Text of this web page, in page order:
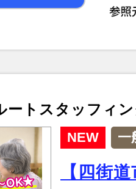
ートスタッフィ
NEW 一
【四街